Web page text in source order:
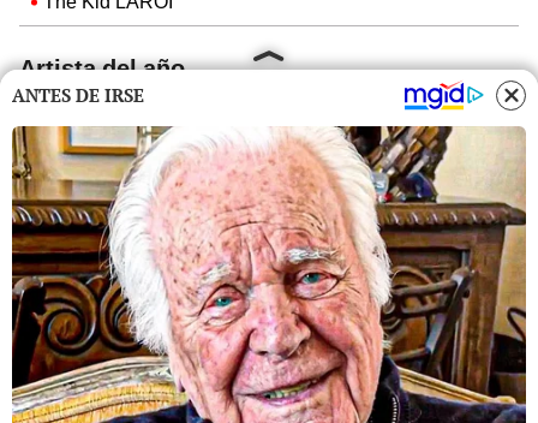
Artista del año
BTS
Drake
Olivia Rodrigo
Taylor Swift
The Weeknd
AMERICAN MUSIC AWARDS CARDI B AMAS
ANTES DE IRSE